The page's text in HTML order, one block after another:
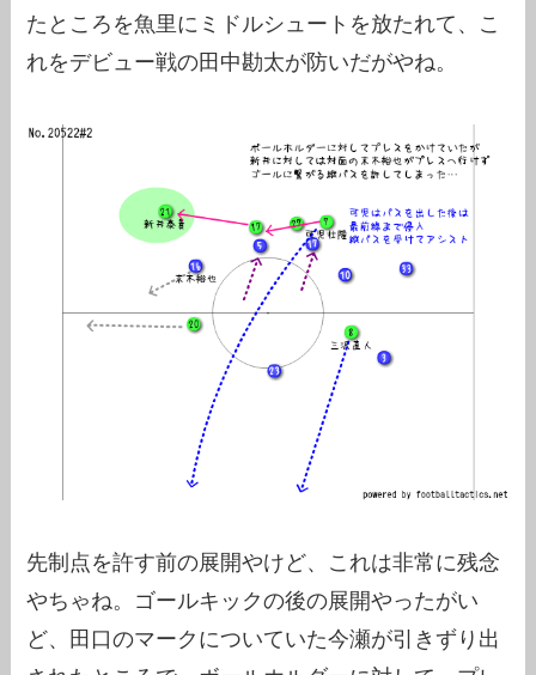
たところを魚里にミドルシュートを放たれて、こ
れをデビュー戦の田中勘太が防いだがやね。
先制点を許す前の展開やけど、これは非常に残念
やちゃね。ゴールキックの後の展開やったがい
ど、田口のマークについていた今瀬が引きずり出